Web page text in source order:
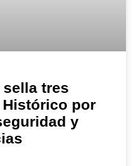
sella tres
por
y